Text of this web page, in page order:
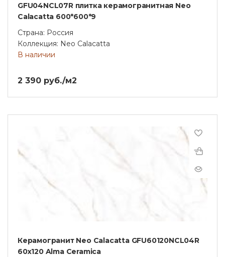
GFU04NCL07R плитка керамогранитная Neo
Calacatta 600*600*9
Страна: Россия
Коллекция: Neo Calacatta
В наличии
2 390 руб./м2
Керамогранит Neo Calacatta GFU60120NCL04R
60х120 Alma Ceramica